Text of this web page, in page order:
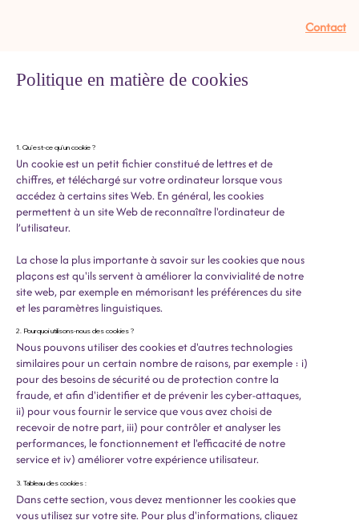
Contact
Politique en matière de cookies
1. Qu'est-ce qu'un cookie ?
Un cookie est un petit fichier constitué de lettres et de
chiffres, et téléchargé sur votre ordinateur lorsque vous
accédez à certains sites Web. En général, les cookies
permettent à un site Web de reconnaître l'ordinateur de
l’utilisateur.
La chose la plus importante à savoir sur les cookies que nous
plaçons est qu'ils servent à améliorer la convivialité de notre
site web, par exemple en mémorisant les préférences du site
et les paramètres linguistiques.
2. Pourquoi utilisons-nous des cookies ?
Nous pouvons utiliser des cookies et d'autres technologies
similaires pour un certain nombre de raisons, par exemple : i)
pour des besoins de sécurité ou de protection contre la
fraude, et afin d'identifier et de prévenir les cyber-attaques,
ii) pour vous fournir le service que vous avez choisi de
recevoir de notre part, iii) pour contrôler et analyser les
performances, le fonctionnement et l'efficacité de notre
service et iv) améliorer votre expérience utilisateur.
3. Tableau des cookies :
Dans cette section, vous devez mentionner les cookies que
vous utilisez sur votre site. Pour plus d'informations, cliquez